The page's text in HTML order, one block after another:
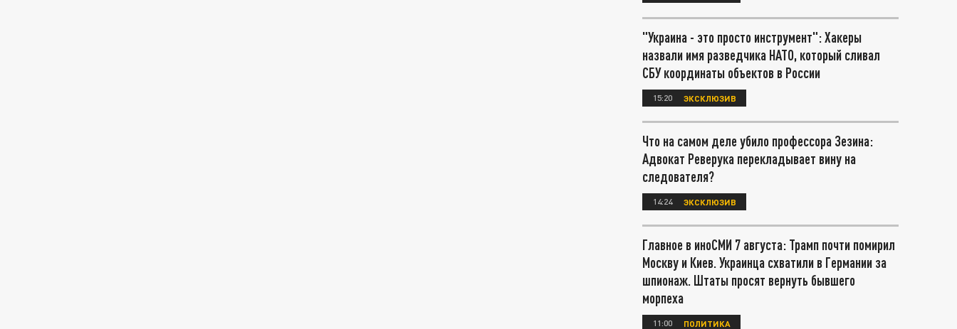
"Украина - это просто инструмент": Хакеры
назвали имя разведчика НАТО, который сливал
СБУ координаты объектов в России
15:20 ЭКСКЛЮЗИВ
Что на самом деле убило профессора Зезина:
Адвокат Реверука перекладывает вину на
следователя?
14:24 ЭКСКЛЮЗИВ
Главное в иноСМИ 7 августа: Трамп почти помирил
Москву и Киев. Украинца схватили в Германии за
шпионаж. Штаты просят вернуть бывшего
морпеха
11:00 ПОЛИТИКА